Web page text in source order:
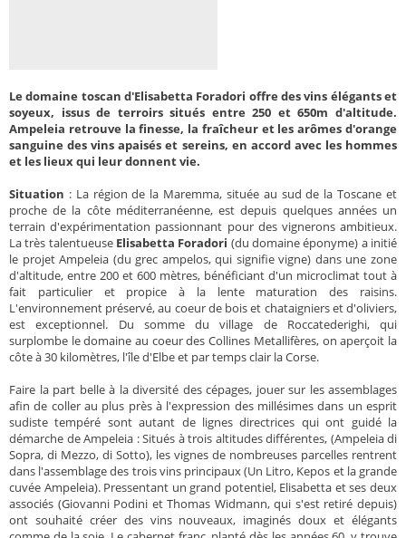
Le domaine toscan d'Elisabetta Foradori offre des vins élégants et
soyeux, issus de terroirs situés entre 250 et 650m d'altitude.
Ampeleia retrouve la finesse, la fraîcheur et les arômes d'orange
sanguine des vins apaisés et sereins, en accord avec les hommes
et les lieux qui leur donnent vie.
Situation : La région de la Maremma, située au sud de la Toscane et
proche de la côte méditerranéenne, est depuis quelques années un
terrain d'expérimentation passionnant pour des vignerons ambitieux.
La très talentueuse Elisabetta Foradori (du domaine éponyme) a initié
le projet Ampeleia (du grec ampelos, qui signifie vigne) dans une zone
d'altitude, entre 200 et 600 mètres, bénéficiant d'un microclimat tout à
fait particulier et propice à la lente maturation des raisins.
L'environnement préservé, au coeur de bois et chataigniers et d'oliviers,
est exceptionnel. Du somme du village de Roccatederighi, qui
surplombe le domaine au coeur des Collines Metallifères, on aperçoit la
côte à 30 kilomètres, l'île d'Elbe et par temps clair la Corse.
Faire la part belle à la diversité des cépages, jouer sur les assemblages
afin de coller au plus près à l'expression des millésimes dans un esprit
sudiste tempéré sont autant de lignes directrices qui ont guidé la
démarche de Ampeleia : Situés à trois altitudes différentes, (Ampeleia di
Sopra, di Mezzo, di Sotto), les vignes de nombreuses parcelles rentrent
dans l'assemblage des trois vins principaux (Un Litro, Kepos et la grande
cuvée Ampeleia). Pressentant un grand potentiel, Elisabetta et ses deux
associés (Giovanni Podini et Thomas Widmann, qui s'est retiré depuis)
ont souhaité créer des vins nouveaux, imaginés doux et élégants